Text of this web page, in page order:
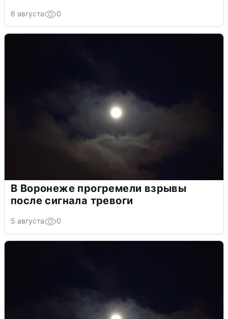
6 августа 0
В Воронеже прогремели взрывы
после сигнала тревоги
5 августа 0